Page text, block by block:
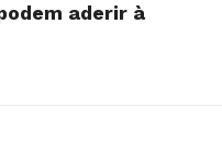
aderir à